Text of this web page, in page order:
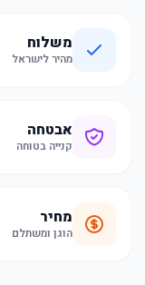
משלוח
מהיר לישראל
אבטחה
קנייה בטוחה
מחיר
הוגן ומשתלם